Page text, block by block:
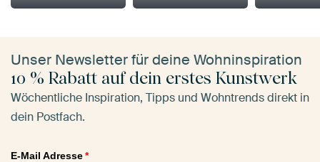
Unser Newsletter für deine Wohninspiration
10 % Rabatt auf dein erstes Kunstwerk
Wöchentliche Inspiration, Tipps und Wohntrends direkt in
dein Postfach.
E-Mail Adresse*